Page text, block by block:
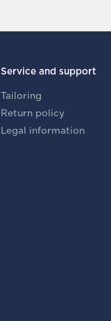
Service and support
Tailoring
Return policy
Legal information